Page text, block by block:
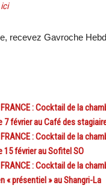
ici
recevez Gavroche
: Cocktail de la
février au Café des
: Cocktail de la
février au Sofitel SO
: Cocktail de la
« présentiel » au Shangri-La